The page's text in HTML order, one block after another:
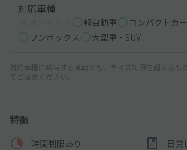
対応車種
軽自動車 コンパクトカー
ワンボックス
大型車・SUV
対応車種に該当する車両でも、サイズ制限を超えるも
でご注意ください。
特徴
時間制限あり 日貸